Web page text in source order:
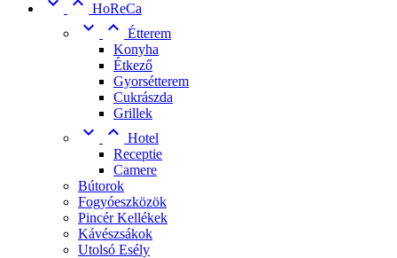
HoReCa
  Étterem
Konyha
Étkező
Gyorsétterem
Cukrászda
Grillek
  Hotel
Receptie
Camere
Bútorok
Fogyóeszközök
Pincér Kellékek
Kávészsákok
Utolsó Esély